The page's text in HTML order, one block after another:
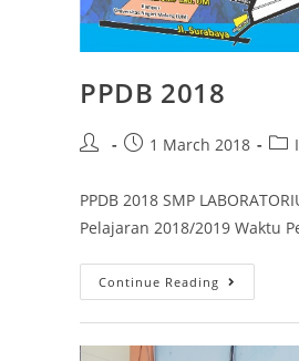
PPDB 2018
1 March 2018
PPDB 2018 SMP
Pelajaran 2018/2019 Waktu
Continue Reading